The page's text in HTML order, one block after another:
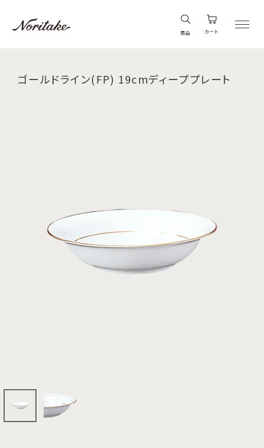
商品 カート
ゴールドライン(FP) 19cmディーププレート